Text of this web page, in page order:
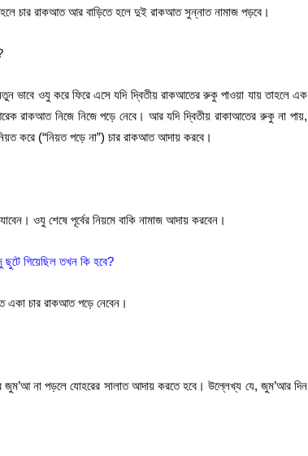
চার রাকআত আর বাড়িতে হলে দুই রাকআত সুন্নাত নামাজ পড়বে।
ভাবে ওযু করে ফিরে এসে যদি দ্বিতীয় রাকআতের রুকু পাওয়া যায় তাহলে এক
রাকআত নিজে নিজে পড়ে নেবে। আর যদি দ্বিতীয় রাকাআতের রুকু না পায়,
করে (“নিয়ত পড়ে না”) চার রাকআত আদায় করবে।
ওযু শেষে পূর্বের নিয়মে বাকি নামাজ আদায় করবেন।
গিয়েছিল তখন কি হবে?
একা চার রাকআত পড়ে নেবেন।
না পড়লে যোহরের সালাত আদায় করতে হবে। উল্লেখ্য যে, জুম’আর দিন